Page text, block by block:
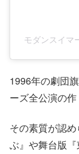
モダンスイマ
1996年の劇団
ーズ全公演の作
その素質が認
ぶ』や舞台版